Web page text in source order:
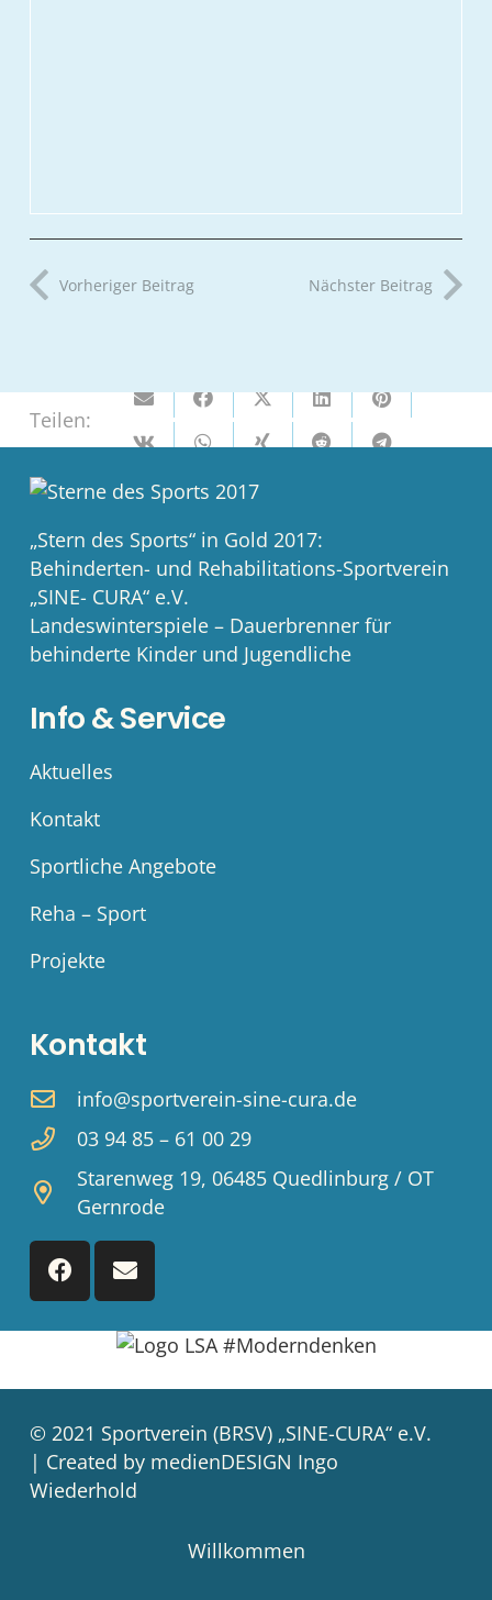
Vorheriger Beitrag Nächster Beitrag
Teilen:
„Stern des Sports“ in Gold 2017:
Behinderten- und Rehabilitations-Sportverein
„SINE- CURA“ e.V.
Landeswinterspiele – Dauerbrenner für
behinderte Kinder und Jugendliche
Info & Service
Aktuelles
Kontakt
Sportliche Angebote
Reha – Sport
Projekte
Kontakt
info@sportverein-sine-cura.de
03 94 85 – 61 00 29
Starenweg 19, 06485 Quedlinburg / OT
Gernrode
© 2021 Sportverein (BRSV) „SINE-CURA“ e.V.
| Created by medienDESIGN Ingo
Wiederhold
Willkommen